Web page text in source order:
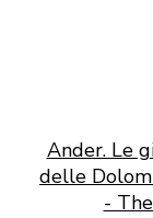
Ander. Le
delle
-